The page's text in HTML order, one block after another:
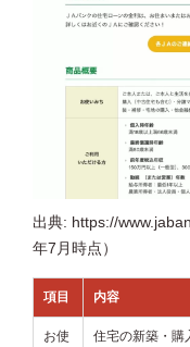
出典: https://
年7月時点）
項目 内容
お使
住宅の新築・購